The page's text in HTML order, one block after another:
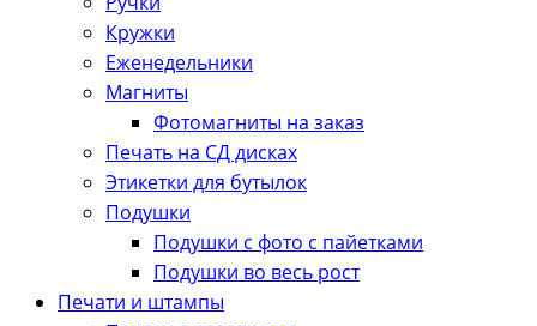
Кружки
Еженедельники
Магниты
Фотомагниты на заказ
Печать на СД дисках
Этикетки для бутылок
Подушки
Подушки с фото с пайетками
Подушки во весь рост
Печати и штампы